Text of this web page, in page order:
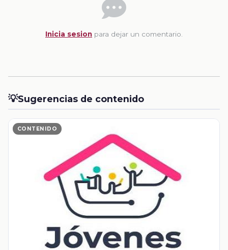
Inicia sesion para dejar un comentario.
💡Sugerencias de contenido
CONTENIDO